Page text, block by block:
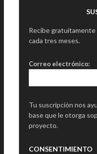
Recibe
cada tres meses.
Correo electrónico:
Tu suscripción nos
base que le otorga
proyecto.
CONSENTIMIENTO